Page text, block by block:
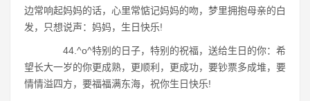
边常响起妈妈的话，心里常惦记妈妈的吻，梦里拥抱母亲的白
发，只想说声：妈妈，生日快乐!
44.^o^特别的日子，特别的祝福，送给生日的你：希
望长大一岁的你更成熟，更顺利，更成功，要钞票多成堆，要
情情溢四方，要福福满东海，祝你生日快乐!